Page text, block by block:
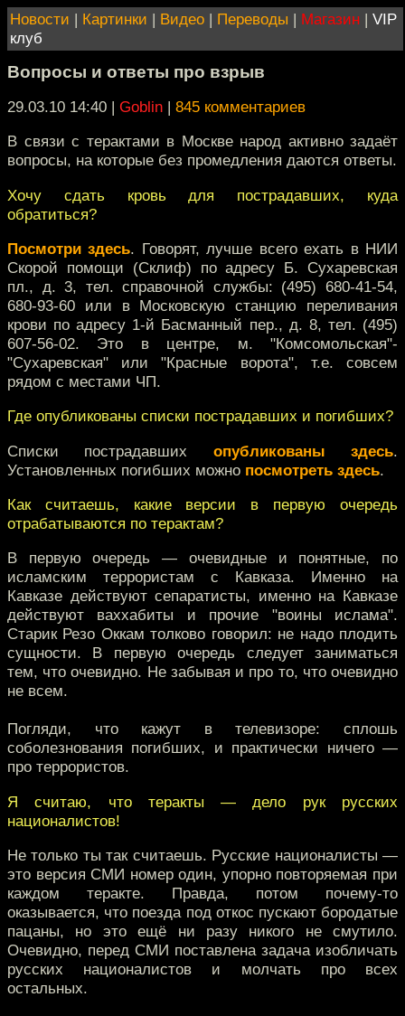
Новости | Картинки | Видео | Переводы | Магазин | VIP
клуб
Вопросы и ответы про взрыв
29.03.10 14:40 | Goblin | 845 комментариев
В связи с терактами в Москве народ активно задаёт
вопросы, на которые без промедления даются ответы.
Хочу сдать кровь для пострадавших, куда
обратиться?
Посмотри здесь. Говорят, лучше всего ехать в НИИ
Скорой помощи (Склиф) по адресу Б. Сухаревская
пл., д. 3, тел. справочной службы: (495) 680-41-54,
680-93-60 или в Московскую станцию переливания
крови по адресу 1-й Басманный пер., д. 8, тел. (495)
607-56-02. Это в центре, м. "Комсомольская"-
"Сухаревская" или "Красные ворота", т.е. совсем
рядом с местами ЧП.
Где опубликованы списки пострадавших и погибших?
Списки пострадавших опубликованы здесь.
Установленных погибших можно посмотреть здесь.
Как считаешь, какие версии в первую очередь
отрабатываются по терактам?
В первую очередь — очевидные и понятные, по
исламским террористам с Кавказа. Именно на
Кавказе действуют сепаратисты, именно на Кавказе
действуют ваххабиты и прочие "воины ислама".
Старик Резо Оккам толково говорил: не надо плодить
сущности. В первую очередь следует заниматься
тем, что очевидно. Не забывая и про то, что очевидно
не всем.
Погляди, что кажут в телевизоре: сплошь
соболезнования погибших, и практически ничего —
про террористов.
Я считаю, что теракты — дело рук русских
националистов!
Не только ты так считаешь. Русские националисты —
это версия СМИ номер один, упорно повторяемая при
каждом теракте. Правда, потом почему-то
оказывается, что поезда под откос пускают бородатые
пацаны, но это ещё ни разу никого не смутило.
Очевидно, перед СМИ поставлена задача изобличать
русских националистов и молчать про всех
остальных.